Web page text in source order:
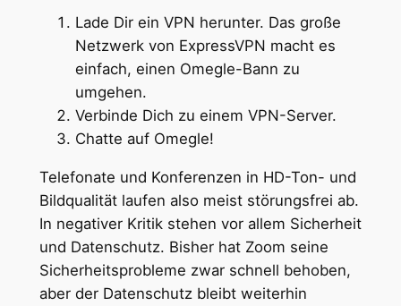
Lade Dir ein VPN herunter. Das große
Netzwerk von ExpressVPN macht es
einfach, einen Omegle-Bann zu
umgehen.
Verbinde Dich zu einem VPN-Server.
Chatte auf Omegle!
Telefonate und Konferenzen in HD-Ton- und
Bildqualität laufen also meist störungsfrei ab.
In negativer Kritik stehen vor allem Sicherheit
und Datenschutz. Bisher hat Zoom seine
Sicherheitsprobleme zwar schnell behoben,
aber der Datenschutz bleibt weiterhin